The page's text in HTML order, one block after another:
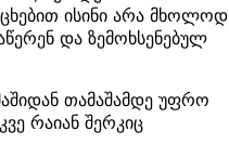
ისინი არა მხოლოდ
და ზემოხსენებულ
თამაშამდე უფრო
რაიან შერკიც